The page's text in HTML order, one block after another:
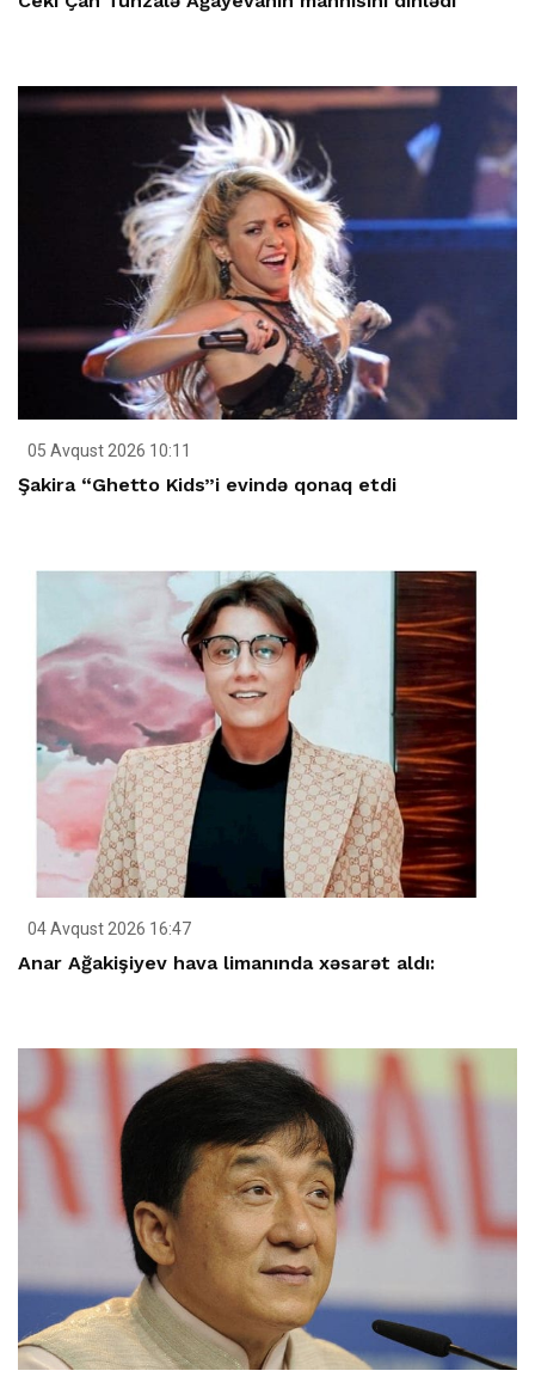
05 Avqust 2026 10:11
Şakira “Ghetto Kids”i evində qonaq etdi
04 Avqust 2026 16:47
Anar Ağakişiyev hava limanında xəsarət aldı: